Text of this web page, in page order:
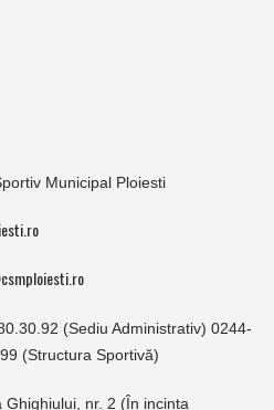
Municipal Ploiesti
(Sediu Administrativ) 0244-
(Structura Sportivă)
Ghighiului, nr. 2 (În incinta